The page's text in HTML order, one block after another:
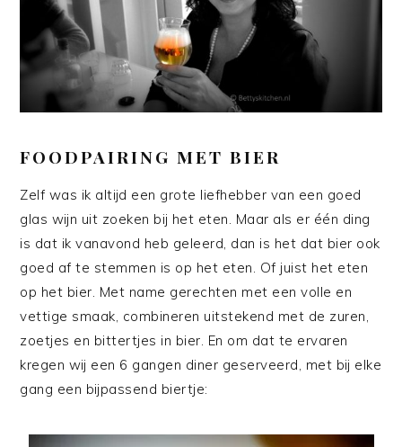
FOODPAIRING MET BIER
Zelf was ik altijd een grote liefhebber van een goed
glas wijn uit zoeken bij het eten. Maar als er één ding
is dat ik vanavond heb geleerd, dan is het dat bier ook
goed af te stemmen is op het eten. Of juist het eten
op het bier. Met name gerechten met een volle en
vettige smaak, combineren uitstekend met de zuren,
zoetjes en bittertjes in bier. En om dat te ervaren
kregen wij een 6 gangen diner geserveerd, met bij elke
gang een bijpassend biertje: